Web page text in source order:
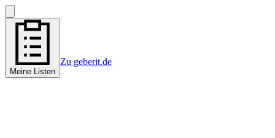
Meine Listen
Zu geberit.de